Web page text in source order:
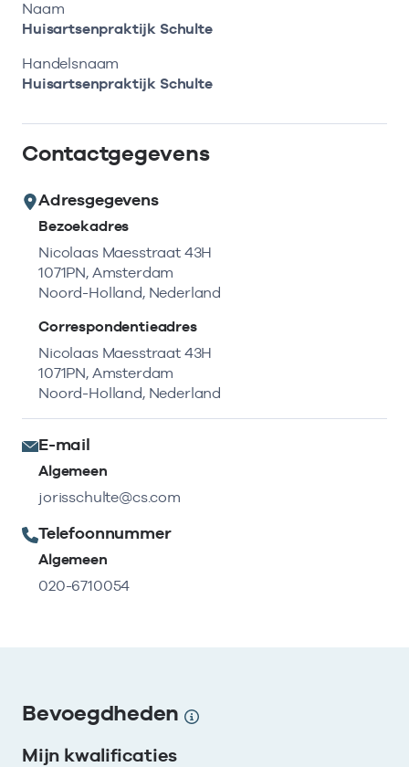
Zoeken in AGB-register
zorgaanbieder of onderneming.
Kortdurende zorg
Langdurige zorg
Gemeentezorgspiegel
Op zoek naar een rapport?
Bekijk de openbare rapporten per thema of
log in voor de besloten rapporten op
Zorgprisma.nl.
Naar openbare rapporten
Retourcodezoeker
Bekijk het aanbod
Naar hulp
Naam
Huisartsenpraktijk Schulte
Handelsnaam
Huisartsenpraktijk Schulte
Contactgegevens
Adresgegevens
Bezoekadres
Nicolaas Maesstraat 43H
1071PN, Amsterdam
Noord-Holland, Nederland
Correspondentieadres
Nicolaas Maesstraat 43H
1071PN, Amsterdam
Noord-Holland, Nederland
E-mail
Algemeen
jorisschulte@cs.com
Telefoonnummer
Algemeen
020-6710054
Bevoegdheden
Mijn kwalificaties